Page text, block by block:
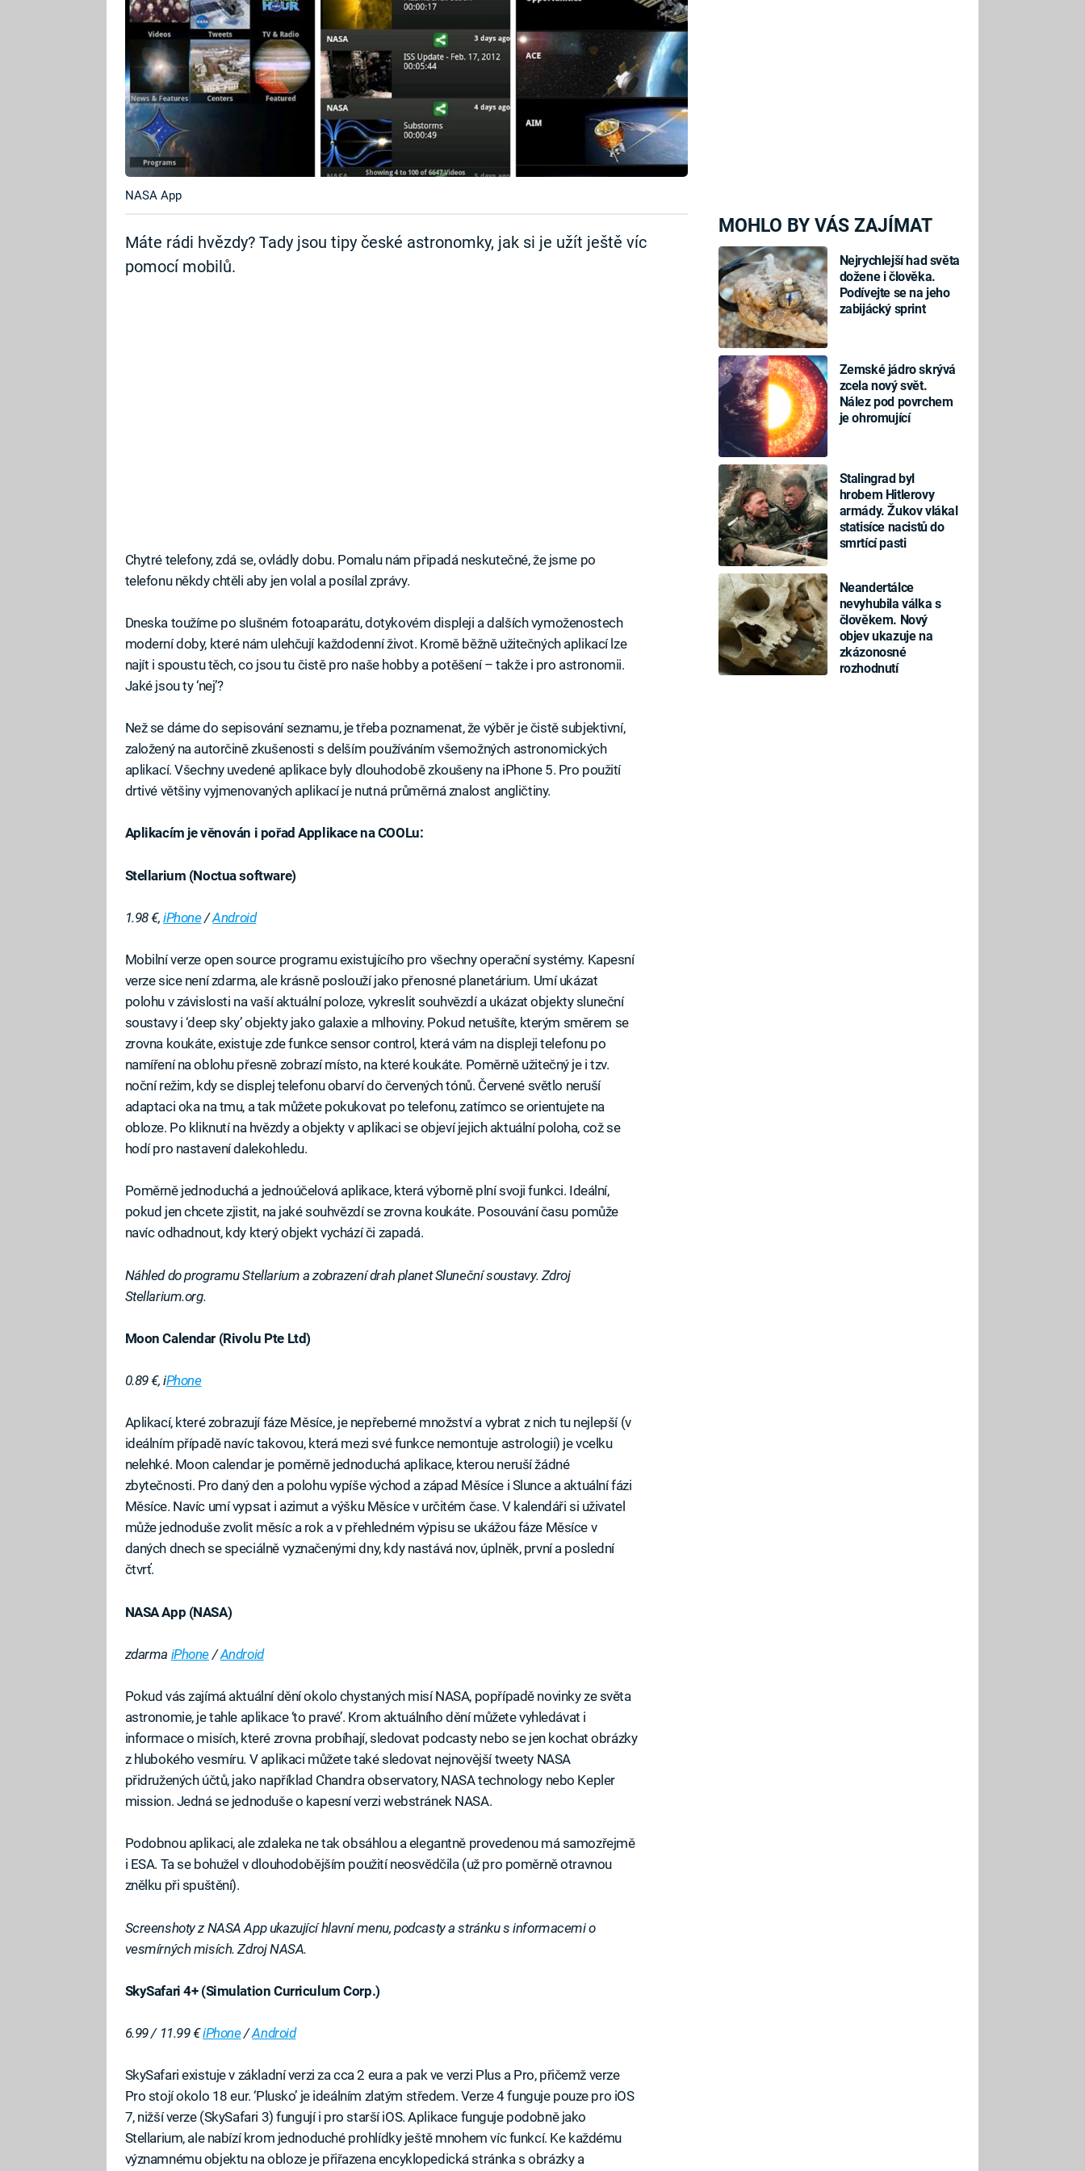
MOHLO BY VÁS ZAJÍMAT
Nejrychlejší had světa
dožene i člověka.
Podívejte se na jeho
zabijácký sprint
Zemské jádro skrývá
zcela nový svět.
Nález pod povrchem
je ohromující
Stalingrad byl
hrobem Hitlerovy
armády. Žukov vlákal
statisíce nacistů do
smrtící pasti
Neandertálce
nevyhubila válka s
člověkem. Nový
objev ukazuje na
zkázonosné
rozhodnutí
NASA App
Máte rádi hvězdy? Tady jsou tipy české astronomky, jak si je užít ještě víc
pomocí mobilů.
Chytré telefony, zdá se, ovládly dobu. Pomalu nám připadá neskutečné, že jsme po
telefonu někdy chtěli aby jen volal a posílal zprávy.
Dneska toužíme po slušném fotoaparátu, dotykovém displeji a dalších vymoženostech
moderní doby, které nám ulehčují každodenní život. Kromě běžně užitečných aplikací lze
najít i spoustu těch, co jsou tu čistě pro naše hobby a potěšení – takže i pro astronomii.
Jaké jsou ty ‘nej’?
Než se dáme do sepisování seznamu, je třeba poznamenat, že výběr je čistě subjektivní,
založený na autorčině zkušenosti s delším používáním všemožných astronomických
aplikací. Všechny uvedené aplikace byly dlouhodobě zkoušeny na iPhone 5. Pro použití
drtivé většiny vyjmenovaných aplikací je nutná průměrná znalost angličtiny.
Aplikacím je věnován i pořad Applikace na COOLu:
Stellarium (Noctua software)
1.98 €,iPhone/Android
Mobilní verze open source programu existujícího pro všechny operační systémy. Kapesní
verze sice není zdarma, ale krásně poslouží jako přenosné planetárium. Umí ukázat
polohu v závislosti na vaší aktuální poloze, vykreslit souhvězdí a ukázat objekty sluneční
soustavy i ‘deep sky’ objekty jako galaxie a mlhoviny. Pokud netušíte, kterým směrem se
zrovna koukáte, existuje zde funkce sensor control, která vám na displeji telefonu po
namíření na oblohu přesně zobrazí místo, na které koukáte. Poměrně užitečný je i tzv.
noční režim, kdy se displej telefonu obarví do červených tónů. Červené světlo neruší
adaptaci oka na tmu, a tak můžete pokukovat po telefonu, zatímco se orientujete na
obloze. Po kliknutí na hvězdy a objekty v aplikaci se objeví jejich aktuální poloha, což se
hodí pro nastavení dalekohledu.
Poměrně jednoduchá a jednoúčelová aplikace, která výborně plní svoji funkci. Ideální,
pokud jen chcete zjistit, na jaké souhvězdí se zrovna koukáte. Posouvání času pomůže
navíc odhadnout, kdy který objekt vychází či zapadá.
Náhled do programu Stellarium a zobrazení drah planet Sluneční soustavy. Zdroj
Stellarium.org.
Moon Calendar (Rivolu Pte Ltd)
0.89 €, iPhone
Aplikací, které zobrazují fáze Měsíce, je nepřeberné množství a vybrat z nich tu nejlepší (v
ideálním případě navíc takovou, která mezi své funkce nemontuje astrologii) je vcelku
nelehké. Moon calendar je poměrně jednoduchá aplikace, kterou neruší žádné
zbytečnosti. Pro daný den a polohu vypíše východ a západ Měsíce i Slunce a aktuální fázi
Měsíce. Navíc umí vypsat i azimut a výšku Měsíce v určitém čase. V kalendáři si uživatel
může jednoduše zvolit měsíc a rok a v přehledném výpisu se ukážou fáze Měsíce v
daných dnech se speciálně vyznačenými dny, kdy nastává nov, úplněk, první a poslední
čtvrť.
NASA App (NASA)
zdarma iPhone /Android
Pokud vás zajímá aktuální dění okolo chystaných misí NASA, popřípadě novinky ze světa
astronomie, je tahle aplikace ‘to pravé’. Krom aktuálního dění můžete vyhledávat i
informace o misích, které zrovna probíhají, sledovat podcasty nebo se jen kochat obrázky
z hlubokého vesmíru. V aplikaci můžete také sledovat nejnovější tweety NASA
přidružených účtů, jako například Chandra observatory, NASA technology nebo Kepler
mission. Jedná se jednoduše o kapesní verzi webstránek NASA.
Podobnou aplikaci, ale zdaleka ne tak obsáhlou a elegantně provedenou má samozřejmě
i ESA. Ta se bohužel v dlouhodobějším použití neosvědčila (už pro poměrně otravnou
znělku při spuštění).
Screenshoty z NASA App ukazující hlavní menu, podcasty a stránku s informacemi o
vesmírných misích. Zdroj NASA.
SkySafari 4+ (Simulation Curriculum Corp.)
6.99 / 11.99 €iPhone/Android
SkySafari existuje v základní verzi za cca 2 eura a pak ve verzi Plus a Pro, přičemž verze
Pro stojí okolo 18 eur. ‘Plusko’ je ideálním zlatým středem. Verze 4 funguje pouze pro iOS
7, nižší verze (SkySafari 3) fungují i pro starší iOS. Aplikace funguje podobně jako
Stellarium, ale nabízí krom jednoduché prohlídky ještě mnohem víc funkcí. Ke každému
významnému objektu na obloze je přiřazena encyklopedická stránka s obrázky a